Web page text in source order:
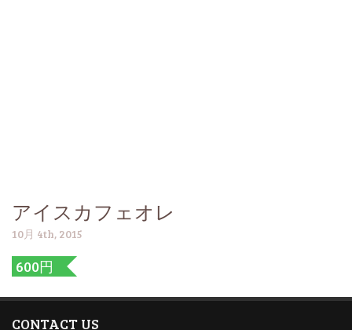
アイスカフェオレ
10月 4th, 2015
600円
CONTACT US